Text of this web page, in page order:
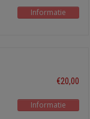
Informatie
€20,00
Informatie